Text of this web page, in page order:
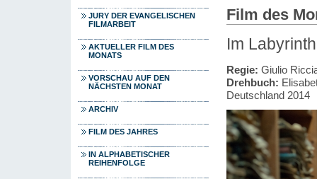
JURY DER EVANGELISCHEN
FILMARBEIT
AKTUELLER FILM DES
MONATS
VORSCHAU AUF DEN
NÄCHSTEN MONAT
ARCHIV
FILM DES JAHRES
IN ALPHABETISCHER
REIHENFOLGE
Film des
Im
Regie: Giulio
Drehbuch:
Deutschland 2014